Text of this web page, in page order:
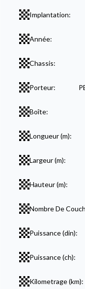
Implantation:
Année:
Chassis:
Porteur:
Boîte:
Longueur (m):
Largeur (m):
Hauteur (m):
Nombre De
Puissance (din):
Puissance (ch):
Kilometrage (km):